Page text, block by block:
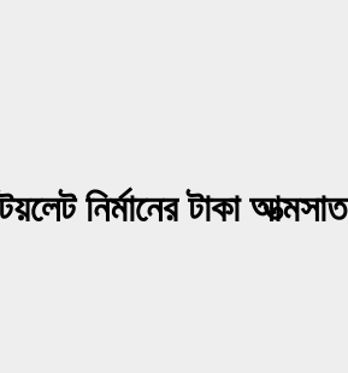
নির্মানের টাকা আত্মসাত